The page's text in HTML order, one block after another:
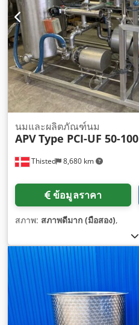
Thisted 8,680 km
นมและผลิตภัณฑ์นม
APVType PCI-UF 50-100
ข้อมูลราคา
สภาพ: สภาพดีมาก (มือสอง),